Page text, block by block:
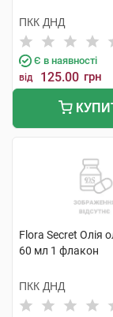
ПКК ДНД
Є в наявності
від 125.00 грн
Flora Secret Олія
60 мл 1 флакон
ПКК ДНД